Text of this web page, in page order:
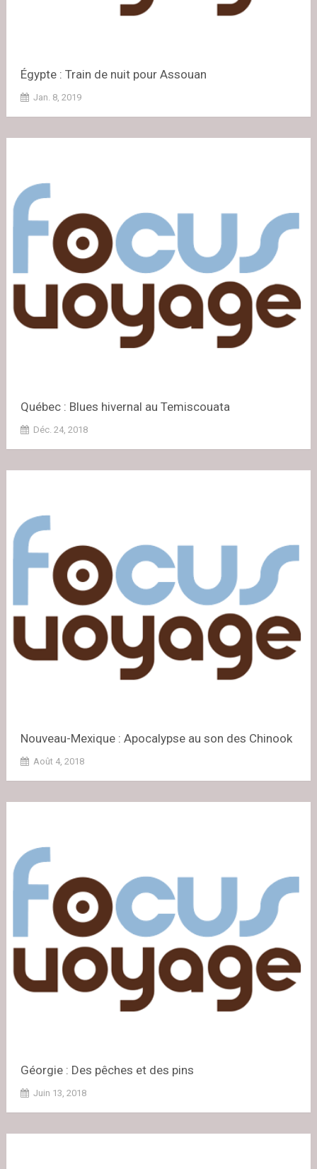
Égypte : Train de nuit pour Assouan
Jan. 8, 2019
Québec : Blues hivernal au Temiscouata
Déc. 24, 2018
Nouveau-Mexique : Apocalypse au son des Chinook
Août 4, 2018
Géorgie : Des pêches et des pins
Juin 13, 2018